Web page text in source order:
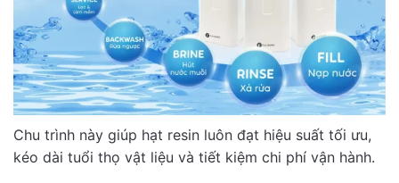
Chu trình này giúp hạt resin luôn đạt hiệu suất tối ưu,
kéo dài tuổi thọ vật liệu và tiết kiệm chi phí vận hành.